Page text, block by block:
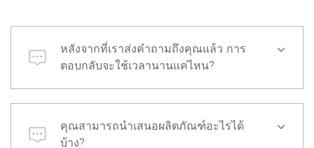
หลังจากที่เราส่งคำถามถึงคุณแล้ว การ
ตอบกลับจะใช้เวลานานแค่ไหน?
คุณสามารถนำเสนอผลิตภัณฑ์อะไรได้
บ้าง?